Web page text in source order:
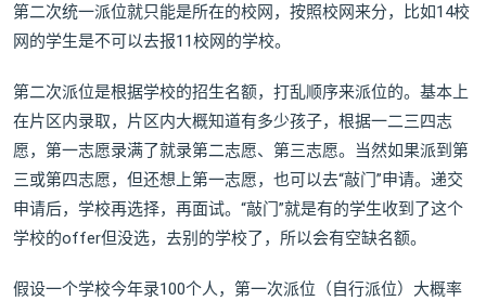
第二次统一派位就只能是所在的校网，按照校网来分，比如14校
网的学生是不可以去报11校网的学校。
第二次派位是根据学校的招生名额，打乱顺序来派位的。基本上
在片区内录取，片区内大概知道有多少孩子，根据一二三四志
愿，第一志愿录满了就录第二志愿、第三志愿。当然如果派到第
三或第四志愿，但还想上第一志愿，也可以去“敲门”申请。递交
申请后，学校再选择，再面试。“敲门”就是有的学生收到了这个
学校的offer但没选，去别的学校了，所以会有空缺名额。
假设一个学校今年录100个人，第一次派位（自行派位）大概率